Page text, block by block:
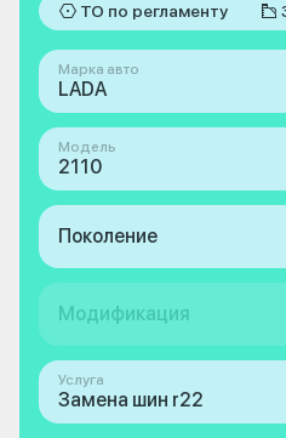
ТО по регламенту
Марка авто
LADA
Модель
2110
Поколение
Модификация
Услуга
Замена шин r22